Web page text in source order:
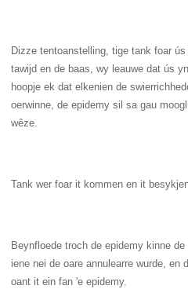
Dizze tentoanstelling, tige tank foar
tawijd en de baas, wy leauwe dat ús
hoopje ek dat elkenien de
oerwinne, de epidemy sil sa gau
wêze.
Tank wer foar it kommen en it
Beynfloede troch de epidemy kinne
iene nei de oare annulearre wurde, en
oant it ein fan 'e epidemy.